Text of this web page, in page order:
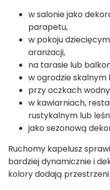
w salonie jako
parapetu,
w pokoju
aranżacji,
na tarasie lub
w ogrodzie
przy oczkach
w kawiarniach,
rustykalnym lub
jako sezonową
Ruchomy kapelusz
bardziej dynamicznie i
kolory dodają przestrzeni